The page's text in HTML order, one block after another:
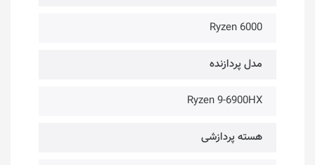
Ryzen 6000
مدل پردازنده
Ryzen 9-6900HX
هسته پردازشی